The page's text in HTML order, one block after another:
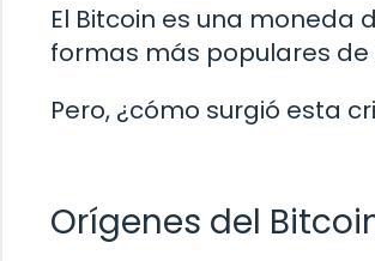
El Bitcoin es una
formas más populares
Pero, ¿cómo surgió esta
Orígenes del